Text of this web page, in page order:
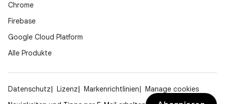
Chrome
Firebase
Google Cloud Platform
Alle Produkte
Datenschutz Lizenz Markenrichtlinien
Manage cookies